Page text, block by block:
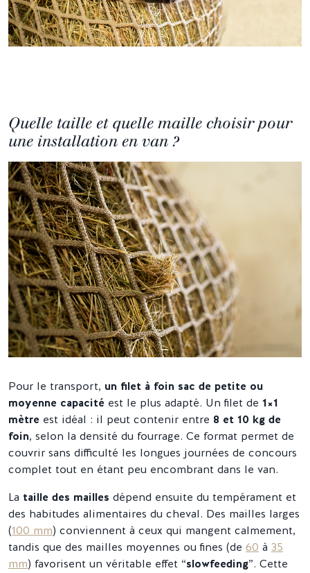
Quelle taille et quelle maille choisir pour
une installation en van ?
Pour le transport, un filet à foin sac de petite ou
moyenne capacité est le plus adapté. Un filet de 1×1
mètre est idéal : il peut contenir entre 8 et 10 kg de
foin, selon la densité du fourrage. Ce format permet de
couvrir sans difficulté les longues journées de concours
complet tout en étant peu encombrant dans le van.
La taille des mailles dépend ensuite du tempérament et
des habitudes alimentaires du cheval. Des mailles larges
(100 mm) conviennent à ceux qui mangent calmement,
tandis que des mailles moyennes ou fines (de 60 à 35
mm) favorisent un véritable effet “slowfeeding”. Cette